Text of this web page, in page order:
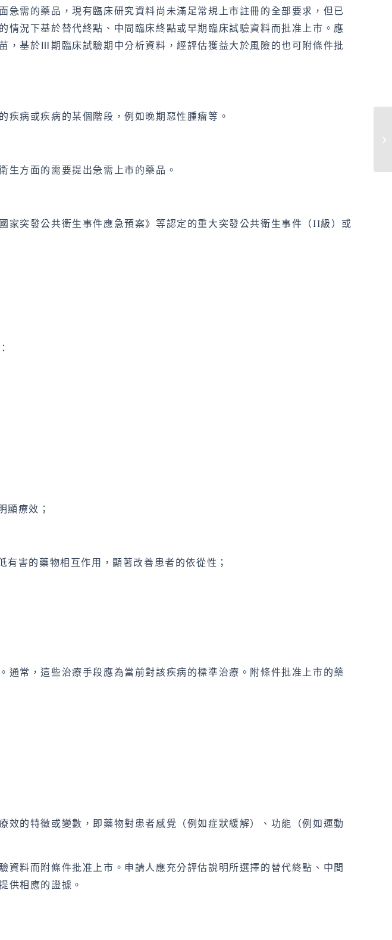
需的藥品，現有臨床研究資料尚未滿足常規上市註冊的全部要求，但已
況下基於替代終點、中間臨床終點或早期臨床試驗資料而批准上市。應
，基於Ⅲ期臨床試驗期中分析資料，經評估獲益大於風險的也可附條件批
疾病或疾病的某個階段，例如晚期惡性腫瘤等。
生方面的需要提出急需上市的藥品。
家突發公共衛生事件應急預案》等認定的重大突發公共衛生事件（II級）或
顯療效；
害的藥物相互作用，顯著改善患者的依從性；
常，這些治療手段應為當前對該疾病的標準治療。附條件批准上市的藥
的特徵或變數，即藥物對患者感覺（例如症狀緩解）、功能（例如運動
料而附條件批准上市。申請人應充分評估說明所選擇的替代終點、中間
供相應的證據。